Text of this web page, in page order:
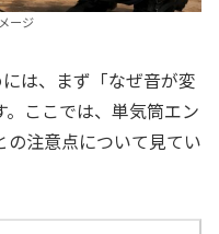
ージ
は、まず「なぜ音が変
ここでは、単気筒エン
注意点について見てい